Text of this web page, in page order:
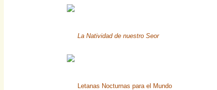
La Natividad de nuestro Seor
Letanas Nocturnas para el Mundo